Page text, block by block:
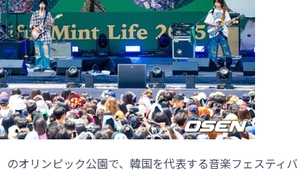
オリンピック公園で、韓国を代表する音楽フェスティバ